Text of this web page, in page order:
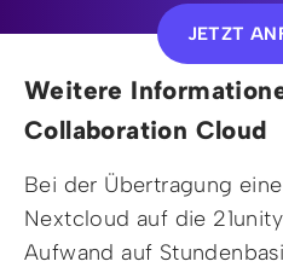
JETZT
Weitere
Collaboration Cloud
Bei der Übertragung
Nextcloud auf die
Aufwand auf